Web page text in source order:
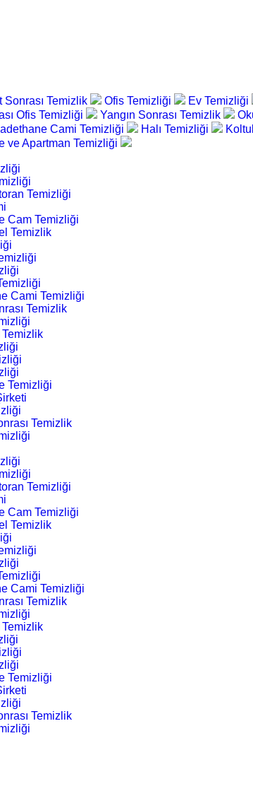
Sonrası Temizlik Ofis Temizliği Ev Temizliği
Ofis Temizliği Yangın Sonrası Temizlik
Cami Temizliği Halı Temizliği
ve Apartman Temizliği
Temizliği
Cam Temizliği
Temizlik
Cami Temizliği
Temizlik
Temizlik
Temizliği
Temizlik
Temizliği
Cam Temizliği
Temizlik
Cami Temizliği
Temizlik
Temizlik
Temizliği
Temizlik